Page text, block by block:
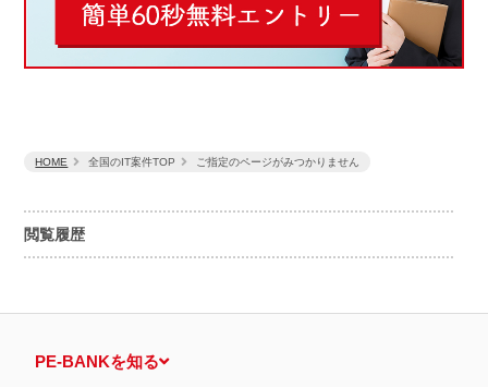
閲覧履歴
HOME 全国のIT案件TOP ご指定のページがみつかりません
PE-BANKを知る